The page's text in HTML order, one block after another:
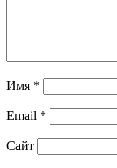
Имя *
Email *
Сайт